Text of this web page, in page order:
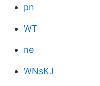
pn
WT
ne
WNsKJ